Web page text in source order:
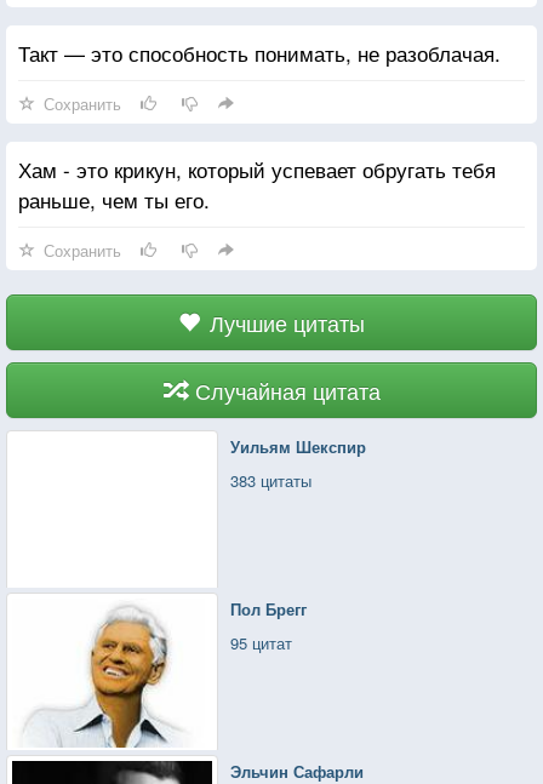
Такт — это способность понимать, не разоблачая.
Сохранить
Хам - это крикун, который успевает обругать тебя
раньше, чем ты его.
Сохранить
Лучшие цитаты
Случайная цитата
Уильям Шекспир
383 цитаты
Пол Брегг
95 цитат
Эльчин Сафарли